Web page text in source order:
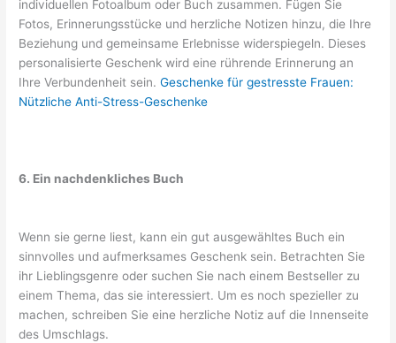
individuellen Fotoalbum oder Buch zusammen. Fügen Sie
Fotos, Erinnerungsstücke und herzliche Notizen hinzu, die Ihre
Beziehung und gemeinsame Erlebnisse widerspiegeln. Dieses
personalisierte Geschenk wird eine rührende Erinnerung an
Ihre Verbundenheit sein.Geschenke für gestresste Frauen:
Nützliche Anti-Stress-Geschenke
6. Ein nachdenkliches Buch
Wenn sie gerne liest, kann ein gut ausgewähltes Buch ein
sinnvolles und aufmerksames Geschenk sein. Betrachten Sie
ihr Lieblingsgenre oder suchen Sie nach einem Bestseller zu
einem Thema, das sie interessiert. Um es noch spezieller zu
machen, schreiben Sie eine herzliche Notiz auf die Innenseite
des Umschlags.